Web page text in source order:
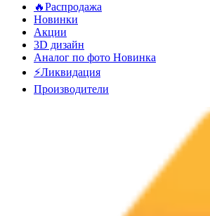
🔥Распродажа
Новинки
Акции
3D дизайн
Аналог по фото Новинка
⚡Ликвидация
Производители